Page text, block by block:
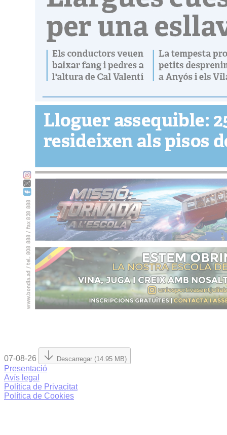
07-08-26 Descarregar (14.95 MB)
Presentació
Avís legal
Política de Privacitat
Política de Cookies